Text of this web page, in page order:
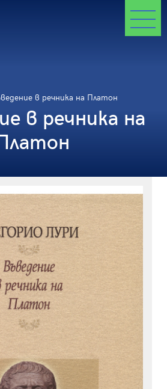
в речника на Платон
в речника на